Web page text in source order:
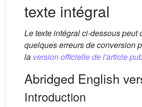
texte intégral
Le texte intégral ci-dessous peut
quelques erreurs de conversion
la version officielle de l'article
Abridged English
Introduction